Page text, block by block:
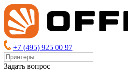
+7 (495) 925 00 97
Задать вопрос